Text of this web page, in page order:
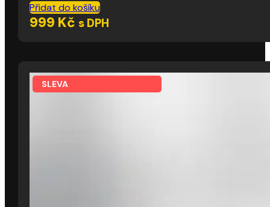
Přidat do košíku
999 Kč s DPH
SLEVA